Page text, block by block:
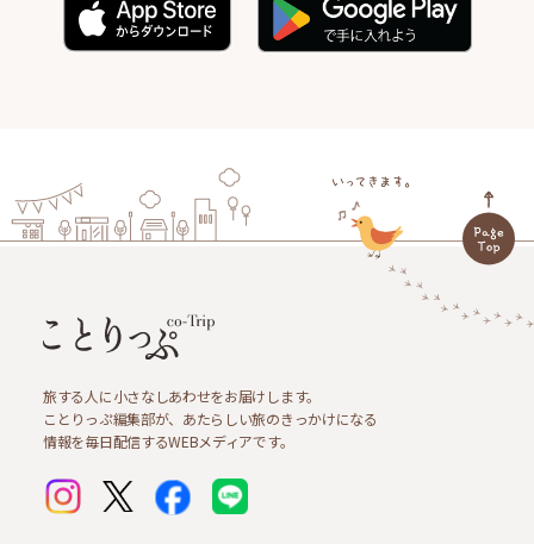
旅する人に小さなしあわせをお届けします。
ことりっぷ編集部が、あたらしい旅のきっかけになる
情報を毎日配信するWEBメディアです。